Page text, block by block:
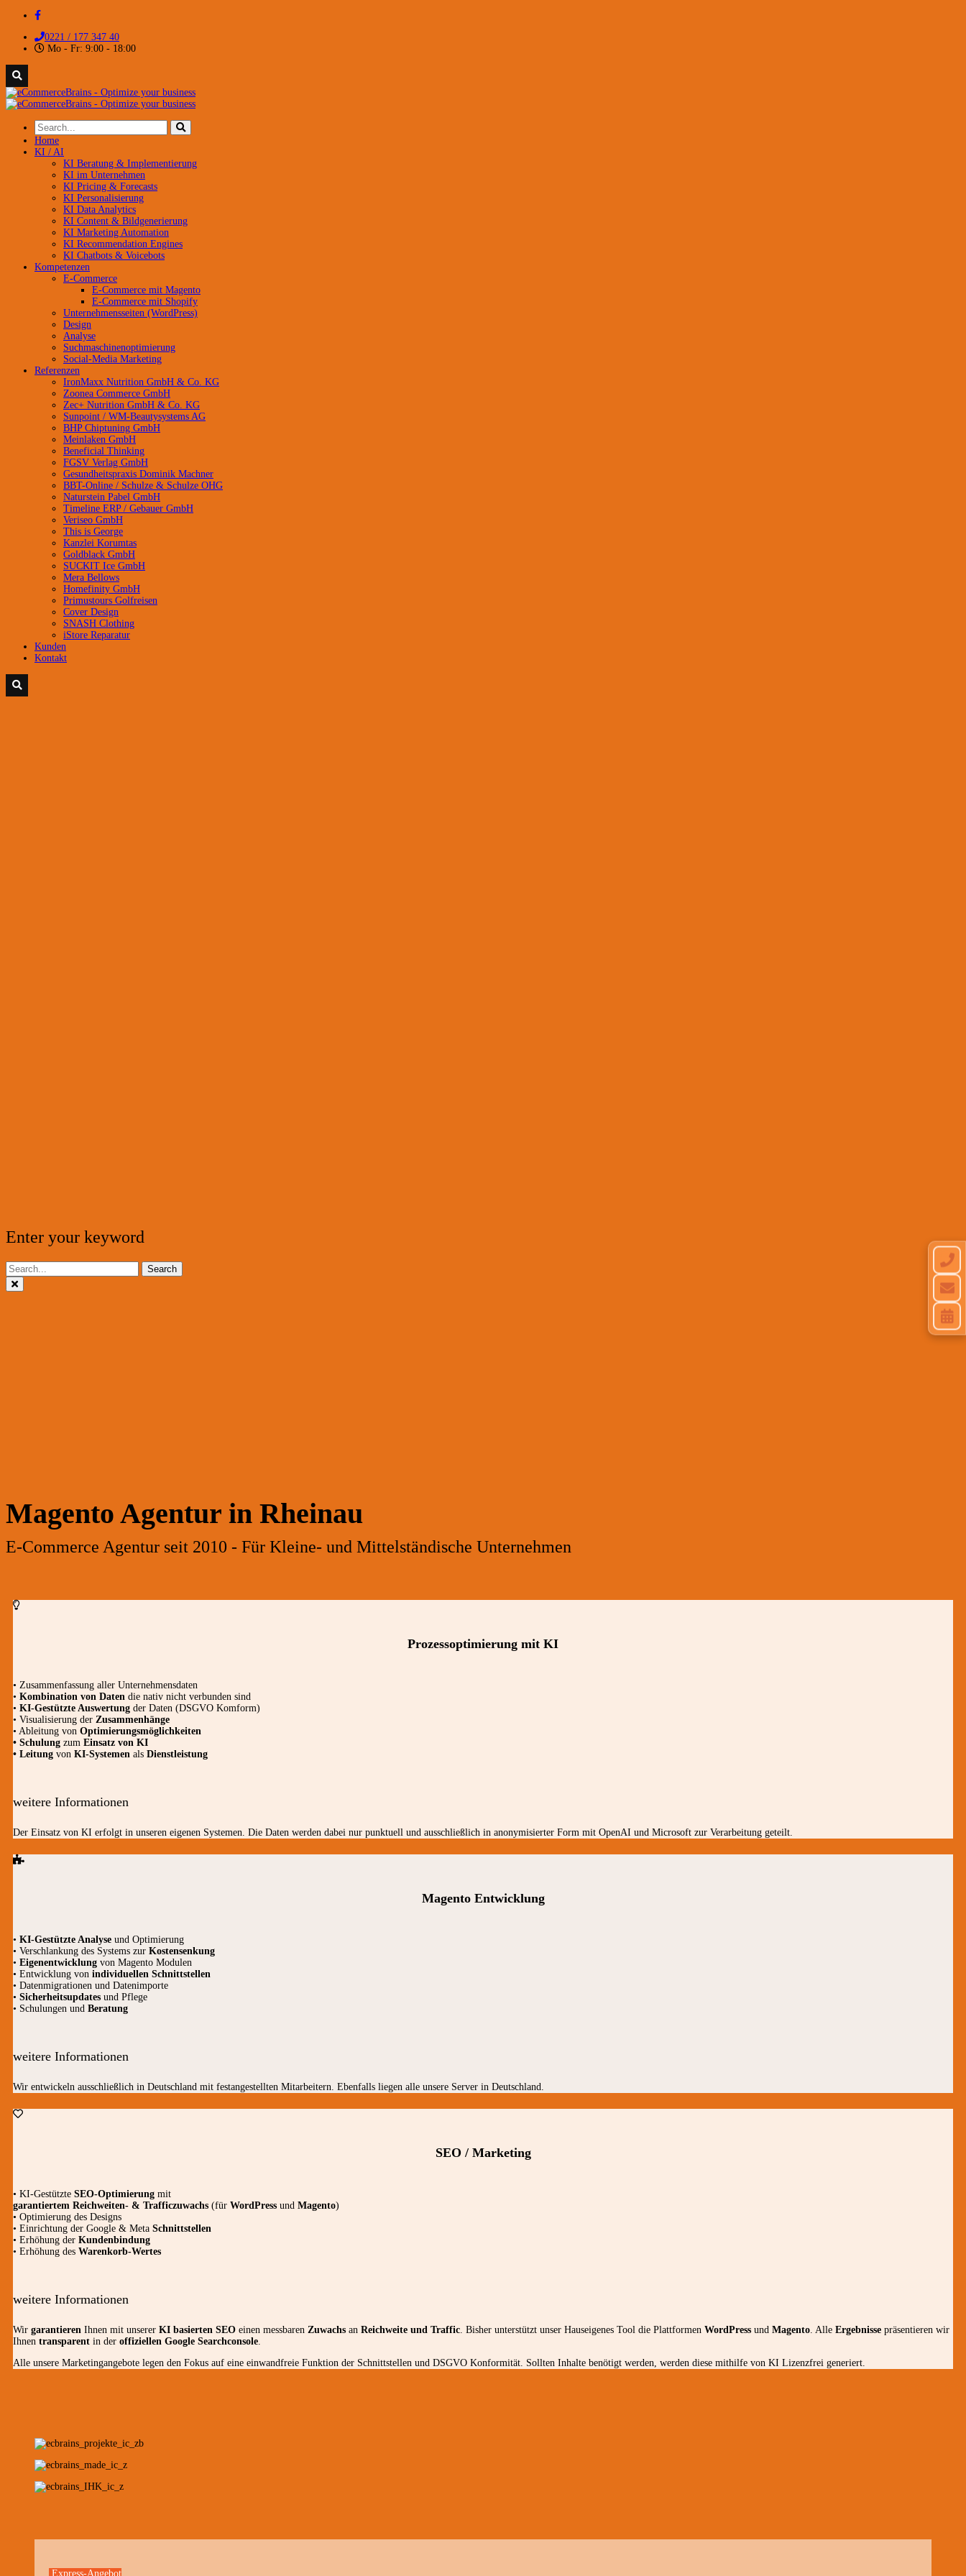
0221 / 177 347 40
Mo - Fr: 9:00 - 18:00
Home
KI / AI
KI Beratung & Implementierung
KI im Unternehmen
KI Pricing & Forecasts
KI Personalisierung
KI Data Analytics
KI Content & Bildgenerierung
KI Marketing Automation
KI Recommendation Engines
KI Chatbots & Voicebots
Kompetenzen
E-Commerce
E-Commerce mit Magento
E-Commerce mit Shopify
Unternehmensseiten (WordPress)
Design
Analyse
Suchmaschinenoptimierung
Social-Media Marketing
Referenzen
IronMaxx Nutrition GmbH & Co. KG
Zoonea Commerce GmbH
Zec+ Nutrition GmbH & Co. KG
Sunpoint / WM-Beautysystems AG
BHP Chiptuning GmbH
Meinlaken GmbH
Beneficial Thinking
FGSV Verlag GmbH
Gesundheitspraxis Dominik Machner
BBT-Online / Schulze & Schulze OHG
Naturstein Pabel GmbH
Timeline ERP / Gebauer GmbH
Veriseo GmbH
This is George
Kanzlei Korumtas
Goldblack GmbH
SUCKIT Ice GmbH
Mera Bellows
Homefinity GmbH
Primustours Golfreisen
Cover Design
SNASH Clothing
iStore Reparatur
Kunden
Kontakt
Enter your keyword
Search
Magento Agentur in Rheinau
E-Commerce Agentur seit 2010 - Für Kleine- und Mittelständische Unternehmen
Prozessoptimierung mit KI
• Zusammenfassung aller Unternehmensdaten
• Kombination von Daten die nativ nicht verbunden sind
• KI-Gestützte Auswertung der Daten (DSGVO Komform)
• Visualisierung der Zusammenhänge
• Ableitung von Optimierungsmöglichkeiten
• Schulung zum Einsatz von KI
• Leitung von KI-Systemen als Dienstleistung
weitere Informationen
Der Einsatz von KI erfolgt in unseren eigenen Systemen. Die Daten werden dabei nur punktuell und ausschließlich in anonymisierter Form mit OpenAI und Microsoft zur Verarbeitung geteilt.
Magento Entwicklung
• KI-Gestützte Analyse und Optimierung
• Verschlankung des Systems zur Kostensenkung
• Eigenentwicklung von Magento Modulen
• Entwicklung von individuellen Schnittstellen
• Datenmigrationen und Datenimporte
• Sicherheitsupdates und Pflege
• Schulungen und Beratung
weitere Informationen
Wir entwickeln ausschließlich in Deutschland mit festangestellten Mitarbeitern. Ebenfalls liegen alle unsere Server in Deutschland.
SEO / Marketing
• KI-Gestützte SEO-Optimierung mit
garantiertem Reichweiten- & Trafficzuwachs (für WordPress und Magento)
• Optimierung des Designs
• Einrichtung der Google & Meta Schnittstellen
• Erhöhung der Kundenbindung
• Erhöhung des Warenkorb-Wertes
weitere Informationen
Wir garantieren Ihnen mit unserer KI basierten SEO einen messbaren Zuwachs an Reichweite und Traffic . Bisher unterstützt unser Hauseigenes Tool die Plattformen WordPress und Magento . Alle Ergebnisse präsentieren wir
Ihnen transparent in der offiziellen Google Searchconsole
Alle unsere Marketingangebote legen den Fokus auf eine einwandfreie Funktion der Schnittstellen und DSGVO Konformität. Sollten Inhalte benötigt werden, werden diese mithilfe von KI Lizenzfrei generiert.
Express-Angebot